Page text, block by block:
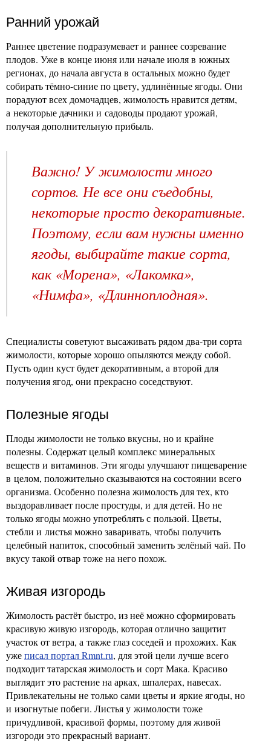
Ранний урожай
Раннее цветение подразумевает и раннее созревание
плодов. Уже в конце июня или начале июля в южных
регионах, до начала августа в остальных можно будет
собирать тёмно-синие по цвету, удлинённые ягоды. Они
порадуют всех домочадцев, жимолость нравится детям,
а некоторые дачники и садоводы продают урожай,
получая дополнительную прибыль.
Важно! У жимолости много
сортов. Не все они съедобны,
некоторые просто декоративные.
Поэтому, если вам нужны именно
ягоды, выбирайте такие сорта,
как «Морена», «Лакомка»,
«Нимфа», «Длинноплодная».
Специалисты советуют высаживать рядом два-три сорта
жимолости, которые хорошо опыляются между собой.
Пусть один куст будет декоративным, а второй для
получения ягод, они прекрасно соседствуют.
Полезные ягоды
Плоды жимолости не только вкусны, но и крайне
полезны. Содержат целый комплекс минеральных
веществ и витаминов. Эти ягоды улучшают пищеварение
в целом, положительно сказываются на состоянии всего
организма. Особенно полезна жимолость для тех, кто
выздоравливает после простуды, и для детей. Но не
только ягоды можно употреблять с пользой. Цветы,
стебли и листья можно заваривать, чтобы получить
целебный напиток, способный заменить зелёный чай. По
вкусу такой отвар тоже на него похож.
Живая изгородь
Жимолость растёт быстро, из неё можно сформировать
красивую живую изгородь, которая отлично защитит
участок от ветра, а также глаз соседей и прохожих. Как
ужеписал портал Rmnt.ru, для этой цели лучше всего
подходит татарская жимолость и сорт Мака. Красиво
выглядит это растение на арках, шпалерах, навесах.
Привлекательны не только сами цветы и яркие ягоды, но
и изогнутые побеги. Листья у жимолости тоже
причудливой, красивой формы, поэтому для живой
изгороди это прекрасный вариант.